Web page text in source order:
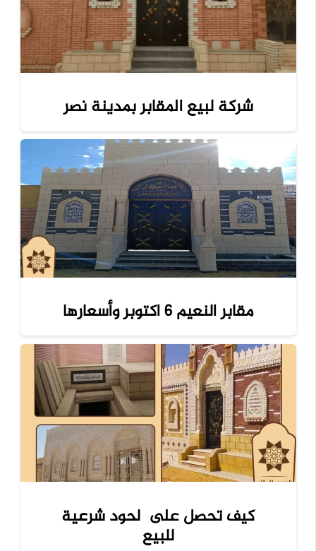
شركة لبيع المقابر بمدينة نصر
مقابر النعيم 6 اكتوبر وأسعارها
كيف تحصل على لحود شرعية
للبيع